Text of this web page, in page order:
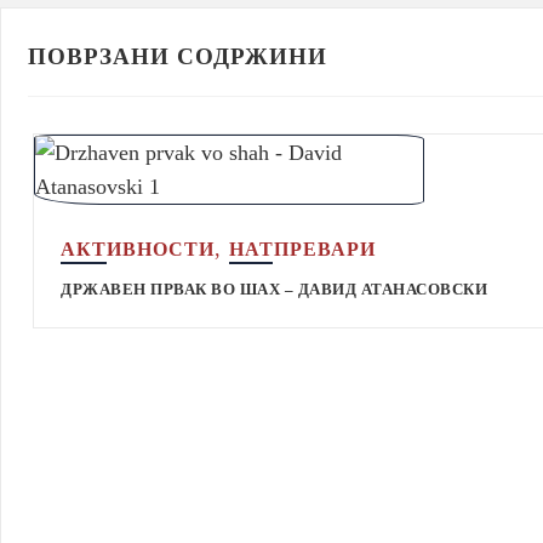
ПОВРЗАНИ СОДРЖИНИ
АКТИВНОСТИ, НАТПРЕВАРИ
ДРЖАВЕН ПРВАК ВО ШАХ – ДАВИД АТАНАСОВСКИ